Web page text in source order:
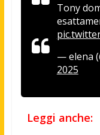
Tony
— elena
2025
Leggi anche: